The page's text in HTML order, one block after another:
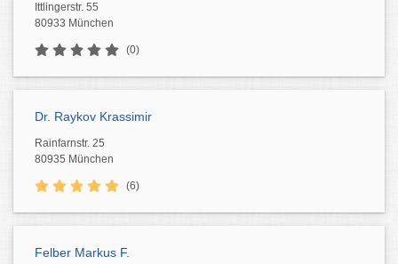
Ittlingerstr. 55
80933 München
(0)
Dr. Raykov Krassimir
Rainfarnstr. 25
80935 München
(6)
Felber Markus F.